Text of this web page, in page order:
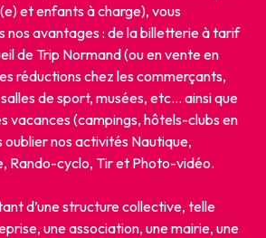
PARIS
Vallée 77700
et enfants à charge), vous
nos avantages : de la billetterie à tarif
de Trip Normand (ou en vente en
réductions chez les commerçants,
de sport, musées, etc… ainsi que
vacances (campings, hôtels-clubs en
oublier nos activités Nautique,
Rando-cyclo, Tir et Photo-vidéo.
d’une structure collective, telle
une association, une mairie, une